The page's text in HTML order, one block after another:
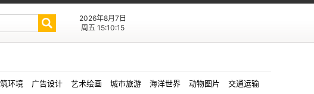
2026年8月7日
周五 15:10:15
环境 广告设计 艺术绘画 城市旅游 海洋世界 动物图片
交通运输